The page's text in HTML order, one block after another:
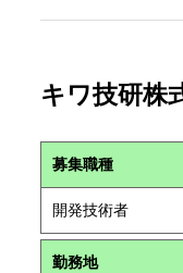
キワ技研株
募集職種
開発技術者
勤務地